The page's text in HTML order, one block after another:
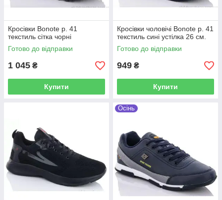
Кросівки Bonote р. 41
текстиль сітка чорні
Готово до відправки
1 045 ₴
Купити
Кросівки чоловічі Bonote р. 41
текстиль сині устілка 26 см.
Готово до відправки
949 ₴
Купити
Осінь